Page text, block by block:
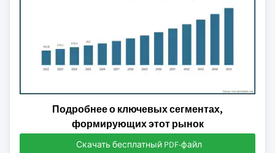
Подробнее о ключевых сегментах,
формирующих этот рынок
Скачать бесплатный PDF-файл